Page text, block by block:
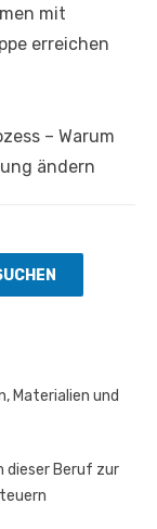
mit
erreichen
– Warum
ändern
Materialien und
dieser Beruf zur